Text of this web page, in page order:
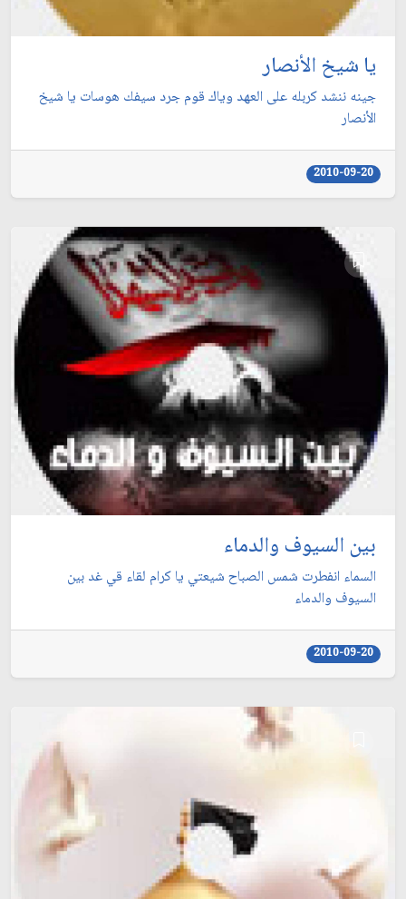
يا شيخ الأنصار
جينه ننشد كربله على العهد وياك قوم جرد سيفك هوسات يا شيخ
الأنصار
2010-09-20
بين السيوف والدماء
السماء انفطرت شمس الصباح شيعتي يا كرام لقاء قي غد بين
السيوف والدماء
2010-09-20